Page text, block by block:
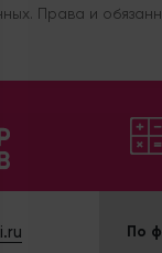
Права и
По